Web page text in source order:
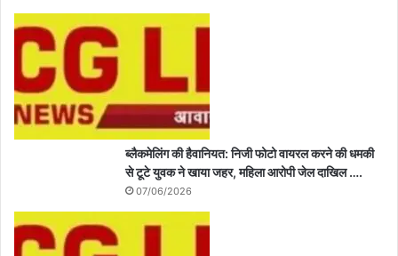
ब्लैकमेलिंग की हैवानियत: निजी फोटो वायरल करने की धमकी
से टूटे युवक ने खाया जहर, महिला आरोपी जेल दाखिल ….
07/06/2026